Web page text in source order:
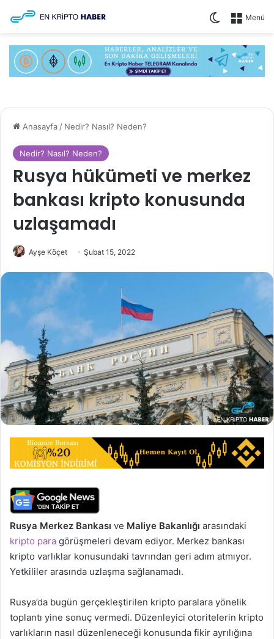
Menü
Dış
Anasayfa / Nedir? Nasıl? Neden?
Nedir? Nasıl? Neden?
Rusya hükümeti ve merkez
bankası kripto konusunda
uzlaşamadı
Ayşe Köçet Şubat 15, 2022
Rusya Merkez Bankası ve Maliye Bakanlığı arasındaki
kripto para görüşmeleri devam ediyor. Merkez bankası
kripto varlıklar konusundaki tavrından geri adım atmıyor.
Yetkililer arasında uzlaşma sağlanamadı.
Rusya’da bugün gerçekleştirilen kripto paralara yönelik
toplantı yine sonuç vermedi. Düzenleyici otoritelerin kripto
varlıkların nasıl düzenleneceği konusunda fikir ayrılığına